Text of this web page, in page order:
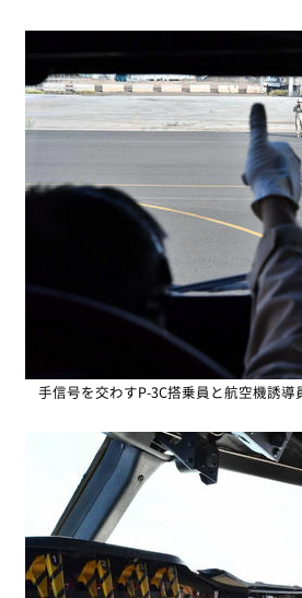
手信号を交わすP-3C搭乗員と航空機誘